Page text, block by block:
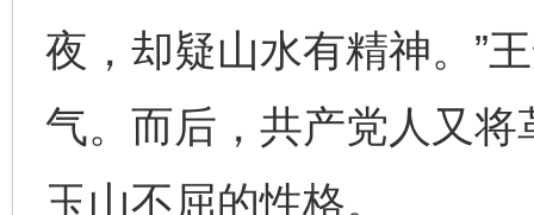
夜，却疑山水有精神。”
气。而后，共产党人又
玉山不屈的性格。